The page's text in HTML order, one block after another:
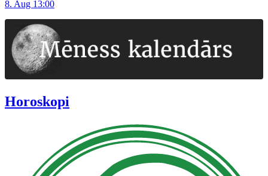
8. Aug 13:00
Horoskopi